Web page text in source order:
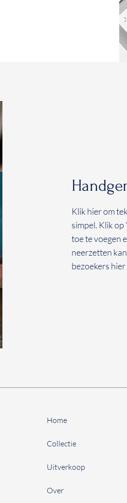
Klik hier om
simpel. Klik
toe te voegen
neerzetten
bezoekers
Home
Collectie
Uitverkoop
Over